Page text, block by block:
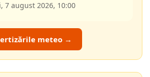
7 august 2026, 10:00
meteo →